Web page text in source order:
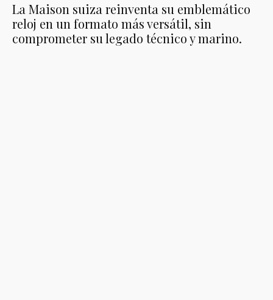
La Maison suiza reinventa su emblemático
reloj en un formato más versátil, sin
comprometer su legado técnico y marino.